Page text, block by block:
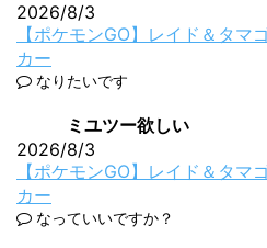
2026/8/3
【ポケモンGO】レイド＆タマ
カー
なりたいです
ミユツー欲しい
2026/8/3
【ポケモンGO】レイド＆タマ
カー
なっていいですか？